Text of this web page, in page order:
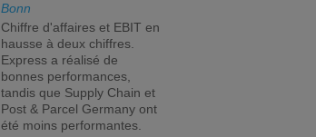
Bonn
Chiffre d'affaires et EBIT en
hausse à deux chiffres.
Express a réalisé de
bonnes performances,
tandis que Supply Chain et
Post & Parcel Germany ont
été moins performantes.